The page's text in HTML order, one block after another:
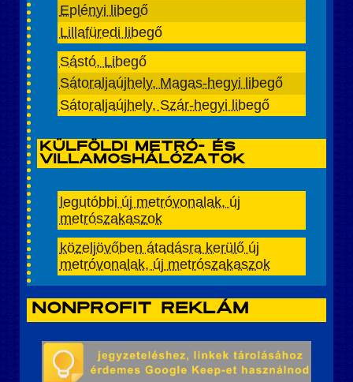
Eplényi libegő
Lillafüredi libegő
Sástó, Libegő
Sátoraljaújhely, Magas-hegyi libegő
Sátoraljaújhely, Szár-hegyi libegő
Külföldi metró- és
villamoshálózatok
legutóbbi új metróvonalak, új
metrószakaszok
közeljövőben átadásra kerülő új
metróvonalak, új metrószakaszok
Nonprofit reklám